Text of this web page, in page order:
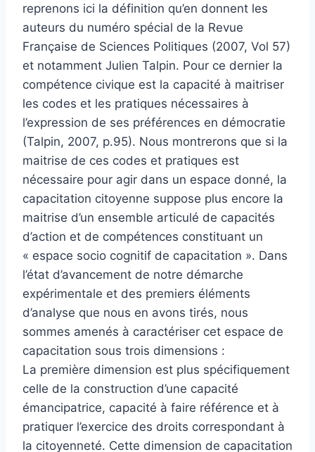
reprenons ici la définition qu’en donnent les
auteurs du numéro spécial de la Revue
Française de Sciences Politiques (2007, Vol 57)
et notamment Julien Talpin. Pour ce dernier la
compétence civique est la capacité à maitriser
les codes et les pratiques nécessaires à
l’expression de ses préférences en démocratie
(Talpin, 2007, p.95). Nous montrerons que si la
maitrise de ces codes et pratiques est
nécessaire pour agir dans un espace donné, la
capacitation citoyenne suppose plus encore la
maitrise d’un ensemble articulé de capacités
d’action et de compétences constituant un
« espace socio cognitif de capacitation ». Dans
l’état d’avancement de notre démarche
expérimentale et des premiers éléments
d’analyse que nous en avons tirés, nous
sommes amenés à caractériser cet espace de
capacitation sous trois dimensions :
La première dimension est plus spécifiquement
celle de la construction d’une capacité
émancipatrice, capacité à faire référence et à
pratiquer l’exercice des droits correspondant à
la citoyenneté. Cette dimension de capacitation